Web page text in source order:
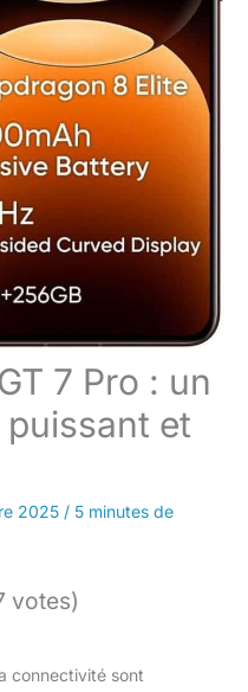
7 Pro : un
et
2025 / 5 minutes de
votes)
connectivité sont